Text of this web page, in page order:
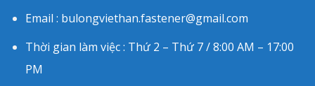
Email : bulongviethan.fastener@gmail.com
Thời gian làm việc : Thứ 2 – Thứ 7 / 8:00 AM – 17:00
PM